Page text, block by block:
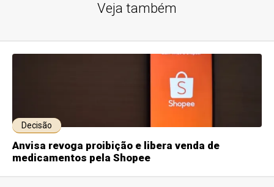
Veja também
Decisão
Anvisa revoga proibição e libera venda de
medicamentos pela Shopee